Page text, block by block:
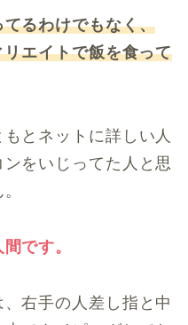
るわけでもなく、
エイトで飯を食って
とネットに詳しい人
をいじってた人と思
です。
右手の人差し指と中